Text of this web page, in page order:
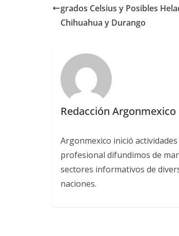
grados Celsius y Posibles
Chihuahua y Durango
Redacción Argonmexico
Argonmexico inició
profesional difundimos de
sectores informativos de
naciones.